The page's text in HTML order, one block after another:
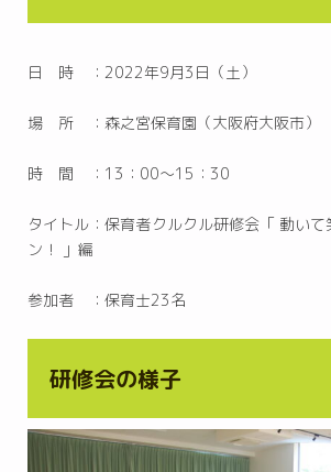
日 時 ：2022年9月3日（土）
場 所 ：森之宮保育園（大阪府大阪市）
時 間 ：13：00〜15：30
タイトル：保育者クルクル研修会「 動い
ン！ 」編
参加者 ：保育士23名
研修会の様子